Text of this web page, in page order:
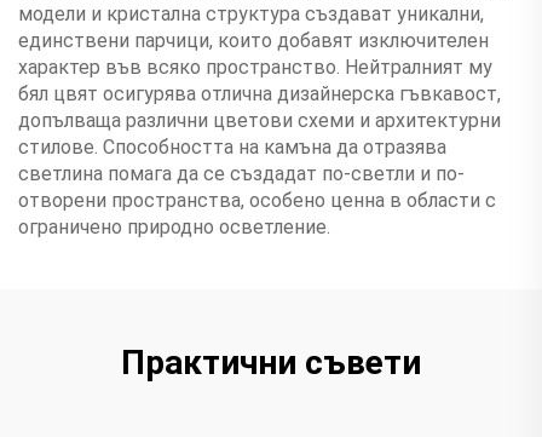
модели и кристална структура създават уникални,
единствени парчици, които добавят изключителен
характер във всяко пространство. Нейтралният му
бял цвят осигурява отлична дизайнерска гъвкавост,
допълваща различни цветови схеми и архитектурни
стилове. Способността на камъна да отразява
светлина помага да се създадат по-светли и по-
отворени пространства, особено ценна в области с
ограничено природно осветление.
Практични съвети